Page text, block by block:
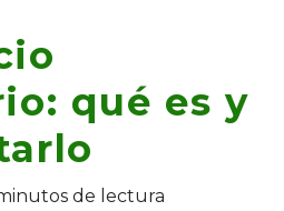
qué es y
de lectura